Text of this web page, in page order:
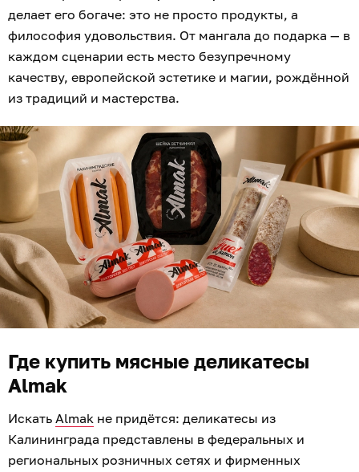
делает его богаче: это не просто продукты, а
философия удовольствия. От мангала до подарка — в
каждом сценарии есть место безупречному
качеству, европейской эстетике и магии, рождённой
из традиций и мастерства.
Где купить мясные деликатесы
Almak
Искать Almak не придётся: деликатесы из
Калининграда представлены в федеральных и
региональных розничных сетях и фирменных